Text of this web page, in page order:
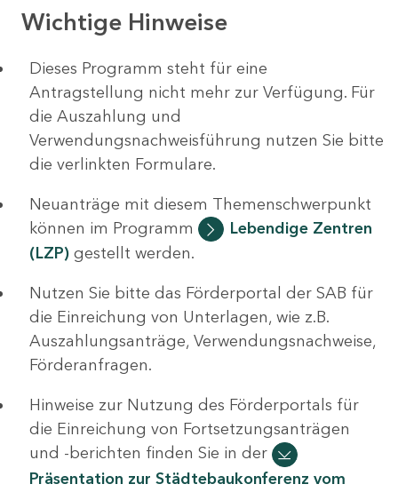
Wichtige Hinweise
Dieses Programm steht für eine
Antragstellung nicht mehr zur Verfügung. Für
die Auszahlung und
Verwendungsnachweisführung nutzen Sie bitte
die verlinkten Formulare.
Neuanträge mit diesem Themenschwerpunkt
können im Programm
Lebendige Zentren
(LZP) gestellt werden.
Nutzen Sie bitte das Förderportal der SAB für
die Einreichung von Unterlagen, wie z.B.
Auszahlungsanträge, Verwendungsnachweise,
Förderanfragen.
Hinweise zur Nutzung des Förderportals für
die Einreichung von Fortsetzungsanträgen
und -berichten finden Sie in der
Präsentation zur Städtebaukonferenz vom